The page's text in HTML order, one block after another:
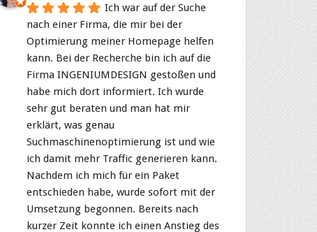
Ich war auf der Suche
nach einer Firma, die mir bei der
Optimierung meiner Homepage helfen
kann. Bei der Recherche bin ich auf die
Firma INGENIUMDESIGN gestoßen und
habe mich dort informiert. Ich wurde
sehr gut beraten und man hat mir
erklärt, was genau
Suchmaschinenoptimierung ist und wie
ich damit mehr Traffic generieren kann.
Nachdem ich mich für ein Paket
entschieden habe, wurde sofort mit der
Umsetzung begonnen. Bereits nach
kurzer Zeit konnte ich einen Anstieg des